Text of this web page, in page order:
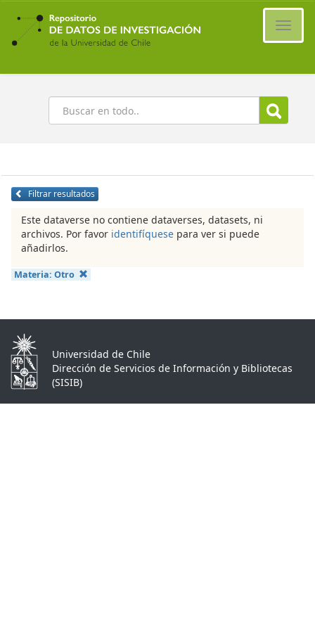
Ir
contenido
principal
Buscar
Filtrar resultados
Este dataverse no contiene dataverses, datasets, ni
archivos. Por favor identifíquese para ver si puede
añadirlos.
Materia: Otro
Universidad de Chile
Dirección de Servicios de Información y Bibliotecas
(SISIB)